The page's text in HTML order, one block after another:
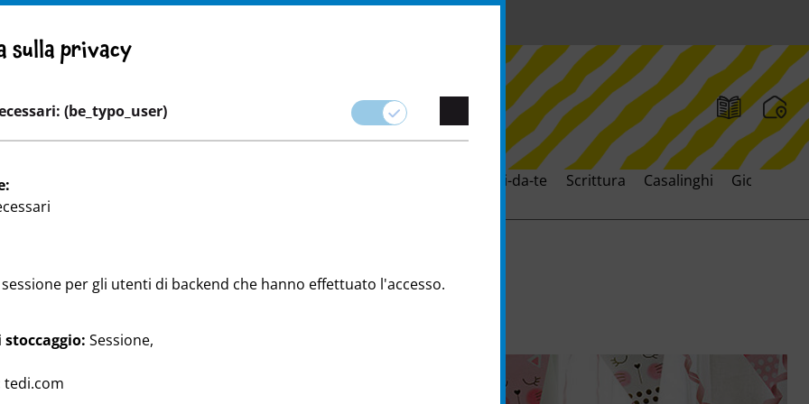
Carriera
dei marchi Bricolage & Fai-da-te Scrittura Casalinghi Giocattoli
di articoli per feste e
sulla privacy
(be_typo_user)
per gli utenti di backend che hanno effettuato l'accesso.
stoccaggio: Sessione,
tedi.com